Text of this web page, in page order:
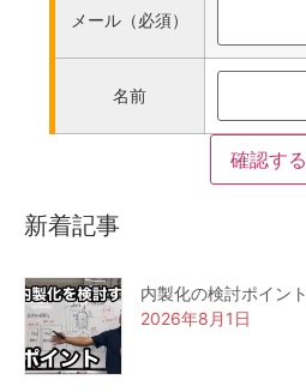
メール（必須）
名前
新着記事
内製化の検討ポイント
2026年8月1日